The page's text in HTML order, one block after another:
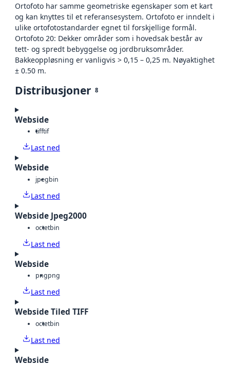
Ortofoto har samme geometriske egenskaper som et kart
og kan knyttes til et referansesystem. Ortofoto er inndelt i
ulike ortofotostandarder egnet til forskjellige formål.
Ortofoto 20: Dekker områder som i hovedsak består av
tett- og spredt bebyggelse og jordbruksområder.
Bakkeoppløsning er vanligvis > 0,15 – 0,25 m. Nøyaktighet
± 0.50 m.
Distribusjoner 8
Webside
tifftif
Last ned
Webside
jpegbin
Last ned
Webside Jpeg2000
octetbin
Last ned
Webside
pngpng
Last ned
Webside Tiled TIFF
octetbin
Last ned
Webside